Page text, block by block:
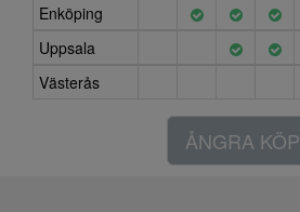
Enköping
Uppsala
Västerås
ÅNGRA KÖP